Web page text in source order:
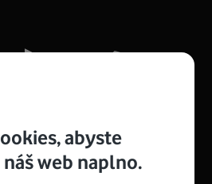
abyste
web naplno.